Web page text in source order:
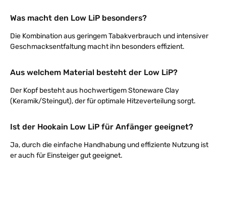
Was macht den Low LiP besonders?
Die Kombination aus geringem Tabakverbrauch und intensiver
Geschmacksentfaltung macht ihn besonders effizient.
Aus welchem Material besteht der Low LiP?
Der Kopf besteht aus hochwertigem Stoneware Clay
(Keramik/Steingut), der für optimale Hitzeverteilung sorgt.
Ist der Hookain Low LiP für Anfänger geeignet?
Ja, durch die einfache Handhabung und effiziente Nutzung ist
er auch für Einsteiger gut geeignet.